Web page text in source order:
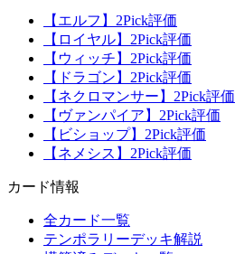
【エルフ】2Pick評価
【ロイヤル】2Pick評価
【ウィッチ】2Pick評価
【ドラゴン】2Pick評価
【ネクロマンサー】2Pick評価
【ヴァンパイア】2Pick評価
【ビショップ】2Pick評価
【ネメシス】2Pick評価
カード情報
全カード一覧
テンポラリーデッキ解説